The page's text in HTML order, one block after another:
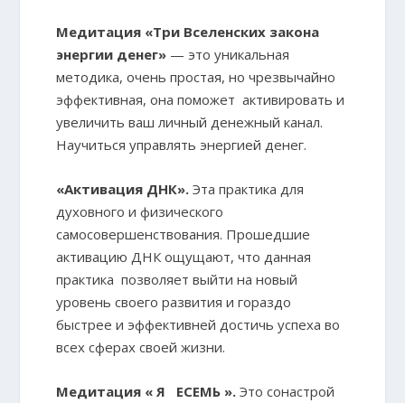
Медитация «Три Вселенских закона
энергии денег» — это уникальная
методика, очень простая, но чрезвычайно
эффективная, она поможет активировать и
увеличить ваш личный денежный канал.
Научиться управлять энергией денег.
«Активация ДНК».Эта практика для
духовного и физического
самосовершенствования. Прошедшие
активацию ДНК ощущают, что данная
практика позволяет выйти на новый
уровень своего развития и гораздо
быстрее и эффективней достичь успеха во
всех сферах своей жизни.
Медитация « Я ЕСЕМЬ ».Это сонастрой